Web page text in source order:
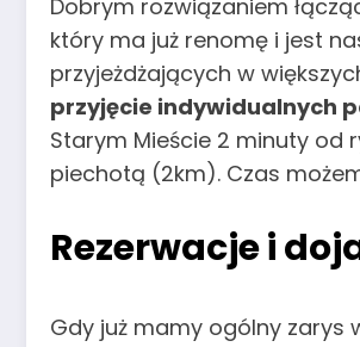
Dobrym rozwiązaniem
który ma już renomę i jest
przyjeżdżających w
przyjęcie indywidualnych
Starym Mieście 2 minuty od
piechotą (2km). Czas
Rezerwacje i
Gdy już mamy ogólny zarys